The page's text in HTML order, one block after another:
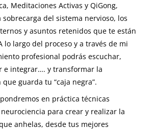
Meditaciones Activas y QiGong,
del sistema nervioso, los
y asuntos retenidos que te están
lo largo del proceso y a través de mi
profesional podrás escuchar,
e integrar…. y transformar la
guarda tu “caja negra”.
en práctica técnicas
para crear y realizar la
anhelas, desde tus mejores